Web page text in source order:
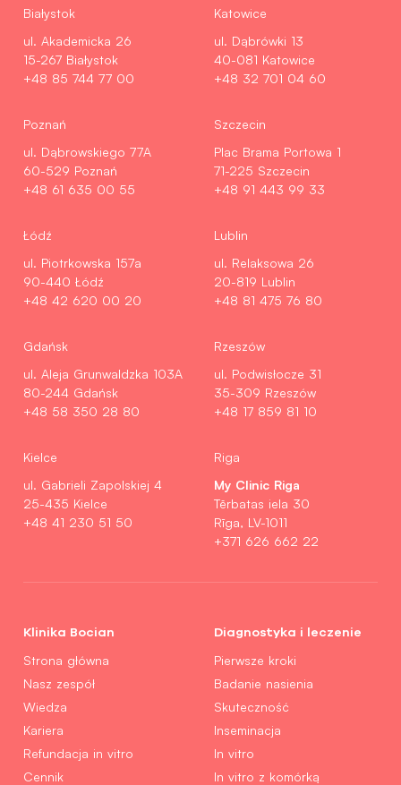
Białystok
ul. Akademicka 26
15-267 Białystok
+48 85 744 77 00
Katowice
ul. Dąbrówki 13
40-081 Katowice
+48 32 701 04 60
Poznań
ul. Dąbrowskiego 77A
60-529 Poznań
+48 61 635 00 55
Szczecin
Plac Brama Portowa 1
71-225 Szczecin
+48 91 443 99 33
Łódź
ul. Piotrkowska 157a
90-440 Łódź
+48 42 620 00 20
Lublin
ul. Relaksowa 26
20-819 Lublin
+48 81 475 76 80
Gdańsk
ul. Aleja Grunwaldzka 103A
80-244 Gdańsk
+48 58 350 28 80
Rzeszów
ul. Podwisłocze 31
35-309 Rzeszów
+48 17 859 81 10
Kielce
ul. Gabrieli Zapolskiej 4
25-435 Kielce
+48 41 230 51 50
Riga
My Clinic Riga
Tērbatas iela 30
Rīga, LV-1011
+371 626 662 22
Klinika Bocian
Strona główna
Nasz zespół
Wiedza
Kariera
Refundacja in vitro
Cennik
Diagnostyka i leczenie
Pierwsze kroki
Badanie nasienia
Skuteczność
Inseminacja
In vitro
In vitro z komórką